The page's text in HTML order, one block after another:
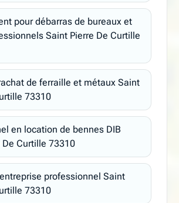
pour débarras de bureaux et
Saint Pierre De Curtille
de ferraille et métaux Saint
73310
en location de bennes DIB
De Curtille 73310
professionnel Saint
73310